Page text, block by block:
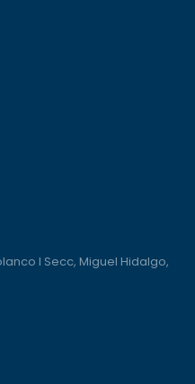
I Secc, Miguel Hidalgo,